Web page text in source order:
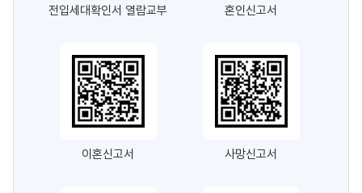
전입세대확인서 열람교부 혼인신고서
이혼신고서 사망신고서